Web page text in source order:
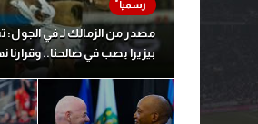
مصدر من الزمالك لـ في
بيزيرا يصب في صالحنا.. وقرارنا